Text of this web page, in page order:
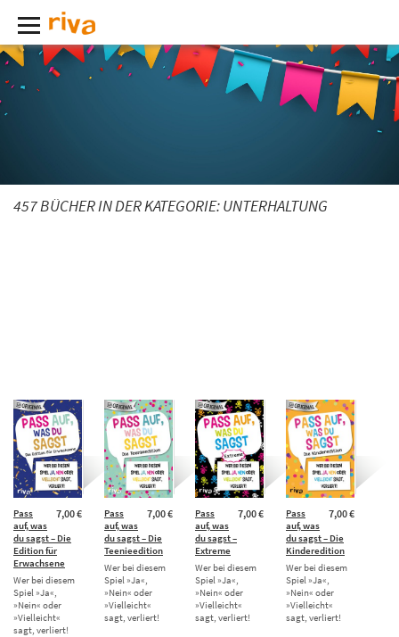
457 BÜCHER IN DER KATEGORIE:UNTERHALTUNG
7,00 €
Pass
auf, was
du sagst – Die
Edition für
Erwachsene
Wer bei diesem
Spiel »Ja«,
»Nein« oder
»Vielleicht«
sagt, verliert!
7,00 €
Pass
auf, was
du sagst – Die
Teenieedition
Wer bei diesem
Spiel »Ja«,
»Nein« oder
»Vielleicht«
sagt, verliert!
7,00 €
Pass
auf, was
du sagst –
Extreme
Wer bei diesem
Spiel »Ja«,
»Nein« oder
»Vielleicht«
sagt, verliert!
7,00 €
Pass
auf, was
du sagst – Die
Kinderedition
Wer bei diesem
Spiel »Ja«,
»Nein« oder
»Vielleicht«
sagt, verliert!